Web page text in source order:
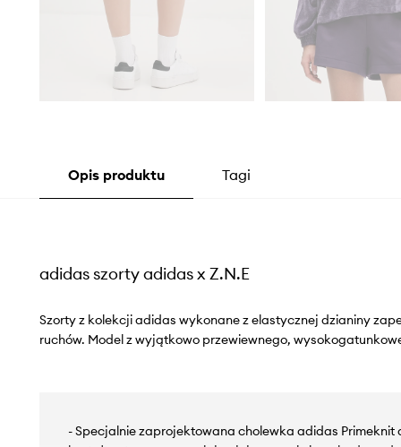
Opis produktu Tagi
adidas szorty adidas x Z.N.E
Szorty z kolekcji adidas wykonane z elastycznej dzianiny
ruchów. Model z wyjątkowo przewiewnego,
- Specjalnie zaprojektowana cholewka adidas Primeknit